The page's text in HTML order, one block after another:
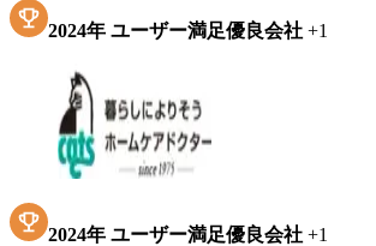
2024年 ユーザー満足優良会社 +1
2024年 ユーザー満足優良会社 +1